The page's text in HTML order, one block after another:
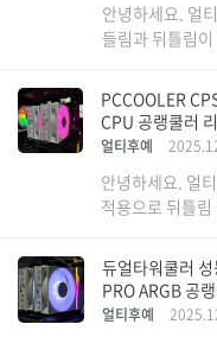
안녕하세요. 얼
들림과 뒤틀림
PCCOOLER
CPU 공랭쿨러
얼티후예
안녕하세요. 얼
적용으로 뒤틀
듀얼타워쿨러
PRO ARGB 공
얼티후예